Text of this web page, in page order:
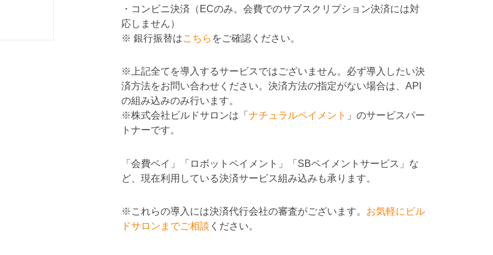
・コンビニ決済（ECのみ。会費でのサブスクリプション決済には対
応しません）
※ 銀行振替はこちら をご確認ください。
※上記全てを導入するサービスではございません。必ず導入したい決
済方法をお問い合わせください。決済方法の指定がない場合は、API
の組み込みのみ行います。
※株式会社ビルドサロンは「 ナチュラルペイメント 」のサービスパー
トナーです。
「会費ペイ」「ロボットペイメント」「SBペイメントサービス」な
ど、現在利用している決済サービス組み込みも承ります。
※これらの導入には決済代行会社の審査がございます。 お気軽にビル
ドサロンまでご相談 ください。